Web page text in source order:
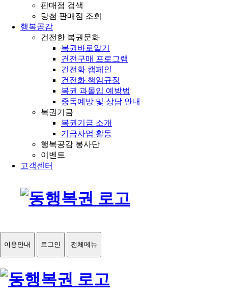
판매점 검색
당첨 판매점 조회
행복공감
건전한 복권문화
복권바로알기
건전구매 프로그램
건전화 캠페인
건전화 책임규정
복권 과몰입 예방법
중독예방 및 상담 안내
복권기금
복권기금 소개
기금사업 활동
행복공감 봉사단
이벤트
고객센터
이용안내 로그인 전체메뉴